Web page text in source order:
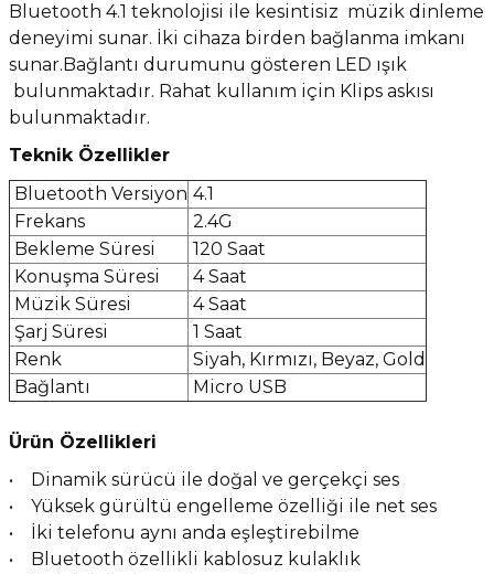
Bluetooth 4.1 teknolojisi ile kesintisiz müzik dinleme
deneyimi sunar. İki cihaza birden bağlanma imkanı
sunar.Bağlantı durumunu gösteren LED ışık
bulunmaktadır. Rahat kullanım için Klips askısı
bulunmaktadır.
Teknik Özellikler
Bluetooth Versiyon 4.1
Frekans
2.4G
Bekleme Süresi
120 Saat
Konuşma Süresi
4 Saat
Müzik Süresi
4 Saat
Şarj Süresi
1 Saat
Renk
Siyah, Kırmızı, Beyaz, Gold
Bağlantı
Micro USB
Ürün Özellikleri
• Dinamik sürücü ile doğal ve gerçekçi ses
• Yüksek gürültü engelleme özelliği ile net ses
• İki telefonu aynı anda eşleştirebilme
• Bluetooth özellikli kablosuz kulaklık